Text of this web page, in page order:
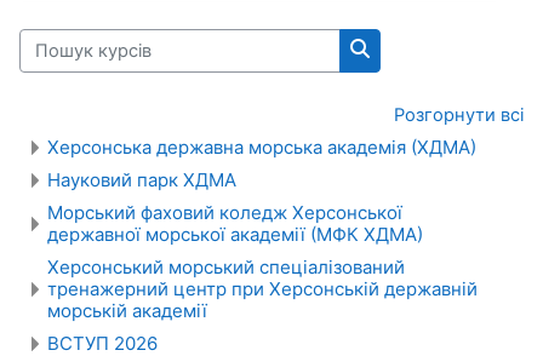
Пошук курсів
Пошук курсів
Розгорнути всі
Херсонська державна морська академія (ХДМА)
Науковий парк ХДМА
Морський фаховий коледж Херсонської
державної морської академії (МФК ХДМА)
Херсонський морський спеціалізований
тренажерний центр при Херсонській державній
морській академії
ВСТУП 2026